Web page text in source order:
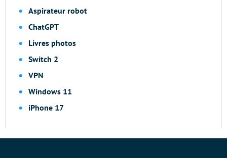
Aspirateur robot
ChatGPT
Livres photos
Switch 2
VPN
Windows 11
iPhone 17